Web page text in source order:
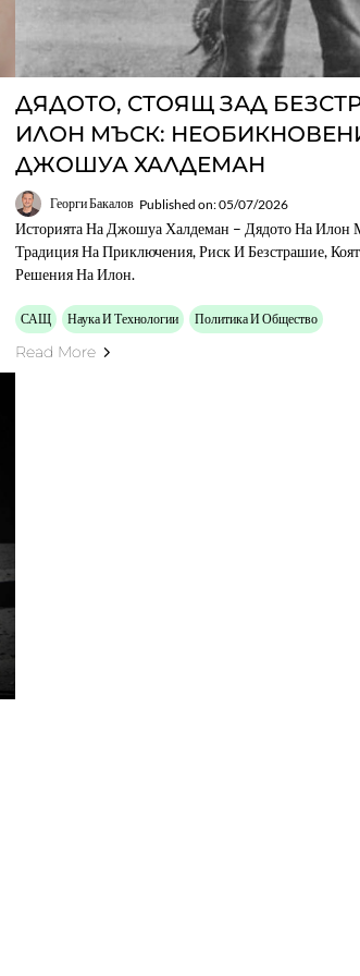
ДЯДОТО, СТОЯЩ ЗАД
ИЛОН МЪСК:
ДЖОШУА ХАЛДЕМАН
Георги Бакалов Published on: 05/07/2026
Историята На Джошуа Халдеман – Дядото На Илон
Традиция На Приключения, Риск И Безстрашие,
Решения На Илон.
САЩ Наука И Технологии Политика И Общество
Read More